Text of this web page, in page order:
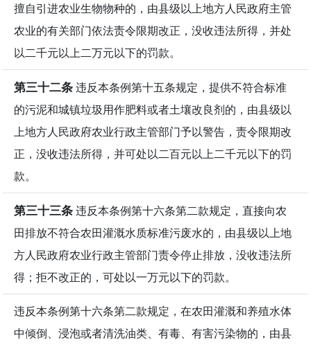
擅自引进农业生物物种的，由县级以上地方人民政府主管
农业的有关部门依法责令限期改正，没收违法所得，并处
以二千元以上二万元以下的罚款。
第三十二条违反本条例第十五条规定，提供不符合标准
的污泥和城镇垃圾用作肥料或者土壤改良剂的，由县级以
上地方人民政府农业行政主管部门予以警告，责令限期改
正，没收违法所得，并可处以二百元以上二千元以下的罚
款。
第三十三条违反本条例第十六条第二款规定，直接向农
田排放不符合农田灌溉水质标准污废水的，由县级以上地
方人民政府农业行政主管部门责令停止排放，没收违法所
得；拒不改正的，可处以一万元以下的罚款。
违反本条例第十六条第二款规定，在农田灌溉和养殖水体
中倾倒、浸泡或者清洗油类、有毒、有害污染物的，由县